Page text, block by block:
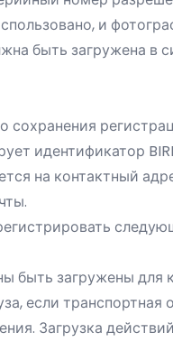
и
быть загружена в
сохранения
идентификатор
на контактный
быть загружены для
если транспортная
Загрузка